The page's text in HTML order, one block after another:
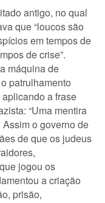
antigo, no qual
que “loucos são
em tempos de
de crise”.
máquina de
patrulhamento
a frase
“Uma mentira
Assim o governo de
de que os judeus
jogou os
a criação
prisão,